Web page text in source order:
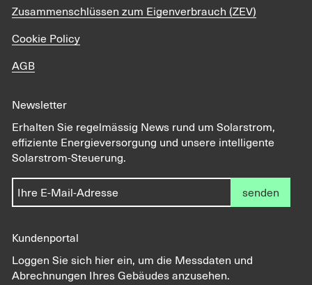
Zusammenschlüssen zum Eigenverbrauch (ZEV)
Cookie Policy
AGB
Newsletter
Erhalten Sie regelmässig News rund um Solarstrom,
effiziente Energieversorgung und unsere intelligente
Solarstrom-Steuerung.
senden
Kundenportal
Loggen Sie sich hier ein, um die Messdaten und
Abrechnungen Ihres Gebäudes anzusehen.